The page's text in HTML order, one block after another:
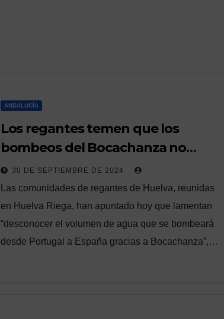
ANDALUCÍA
Los regantes temen que los
bombeos del Bocachanza no
cubran sus necesidades
30 DE SEPTIEMBRE DE 2024
Las comunidades de regantes de Huelva, reunidas
en Huelva Riega, han apuntado hoy que lamentan
“desconocer el volumen de agua que se bombeará
desde Portugal a España gracias a Bocachanza”,…